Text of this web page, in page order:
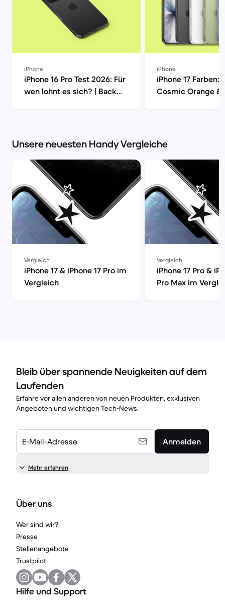
iPhone
iPhone 16 Pro Test 2026: Für
wen lohnt es sich? | Back
iPhone
iPhone 17 Farben:
Cosmic Orange &
Unsere neuesten Handy Vergleiche
Vergleich
iPhone 17 & iPhone 17 Pro im
Vergleich
Vergleich
iPhone 17 Pro &
Pro Max im
Bleib über spannende Neuigkeiten auf dem
Laufenden
Erfahre vor allen anderen von neuen Produkten, exklusiven
Angeboten und wichtigen Tech-News.
E-Mail-Adresse Anmelden
Mehr erfahren
Über uns
Wer sind wir?
Presse
Stellenangebote
Trustpilot
Hilfe und Support